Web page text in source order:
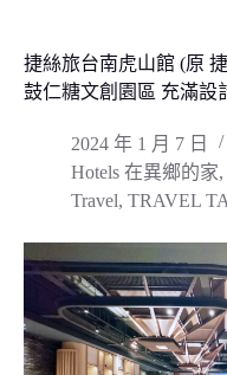
捷絲旅台南虎山館 (原
鼓仁糖文創園區 充滿設
2024 年 1 月 7 日
Hotels 在異鄉的家,
Travel, TRAVEL